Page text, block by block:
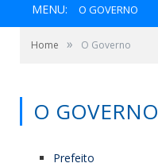
MENU: O GOVERNO
Home » O Governo
O GOVERNO
Prefeito